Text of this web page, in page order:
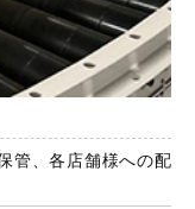
管、各店舗様への配